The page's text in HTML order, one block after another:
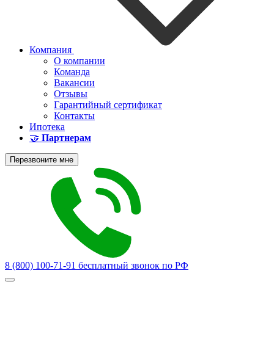
Компания
О компании
Команда
Вакансии
Отзывы
Гарантийный сертификат
Контакты
Ипотека
🤝 Партнерам
Перезвоните мне
8 (800) 100-71-91 бесплатный звонок по РФ